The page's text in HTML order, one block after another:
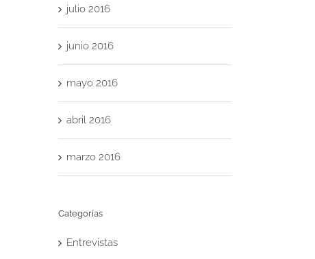
julio 2016
junio 2016
mayo 2016
abril 2016
marzo 2016
Categorías
Entrevistas